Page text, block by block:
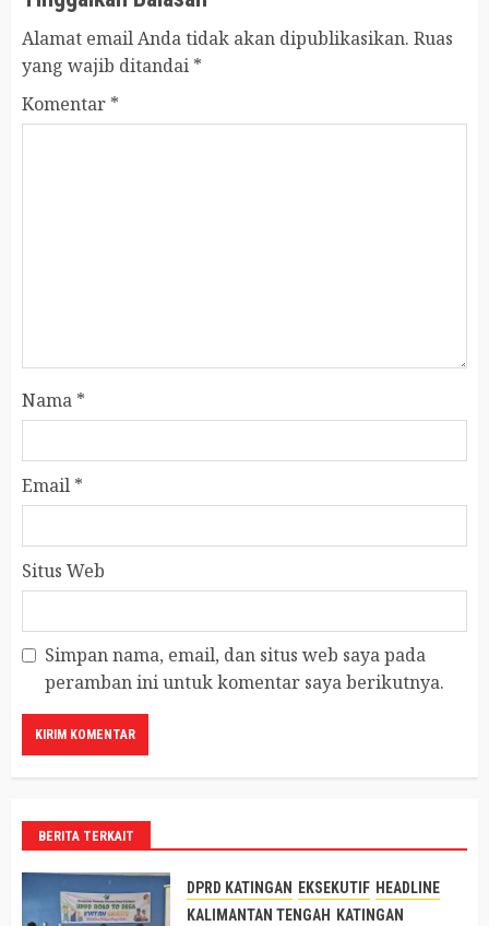
Alamat email Anda tidak akan dipublikasikan. Ruas
yang wajib ditandai *
Komentar *
Nama *
Email *
Situs Web
Simpan nama, email, dan situs web saya pada
peramban ini untuk komentar saya berikutnya.
BERITA TERKAIT
DPRD KATINGAN EKSEKUTIF HEADLINE
KALIMANTAN TENGAH
KATINGAN